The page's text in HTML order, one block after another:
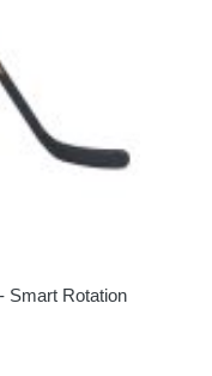
Smart Rotation